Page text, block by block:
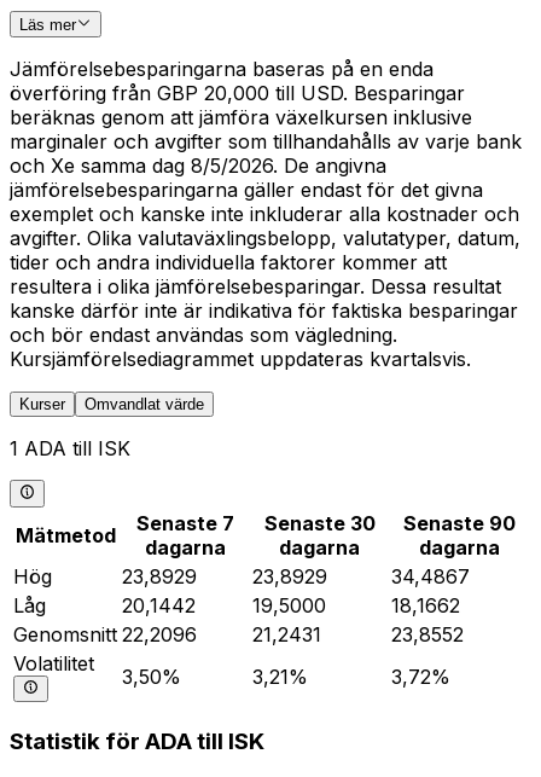
Läs mer
Jämförelsebesparingarna baseras på en enda
överföring från GBP 20,000 till USD. Besparingar
beräknas genom att jämföra växelkursen inklusive
marginaler och avgifter som tillhandahålls av varje bank
och Xe samma dag 8/5/2026. De angivna
jämförelsebesparingarna gäller endast för det givna
exemplet och kanske inte inkluderar alla kostnader och
avgifter. Olika valutaväxlingsbelopp, valutatyper, datum,
tider och andra individuella faktorer kommer att
resultera i olika jämförelsebesparingar. Dessa resultat
kanske därför inte är indikativa för faktiska besparingar
och bör endast användas som vägledning.
Kursjämförelsediagrammet uppdateras kvartalsvis.
Kurser Omvandlat värde
1 ADA till ISK
Mätmetod
Senaste 7
dagarna
Senaste 30
dagarna
Senaste 90
dagarna
Hög
23,8929 23,8929
34,4867
Låg
20,1442 19,5000
18,1662
Genomsnitt 22,2096 21,2431
23,8552
Volatilitet
3,50% 3,21% 3,72%
Statistik för ADA till ISK